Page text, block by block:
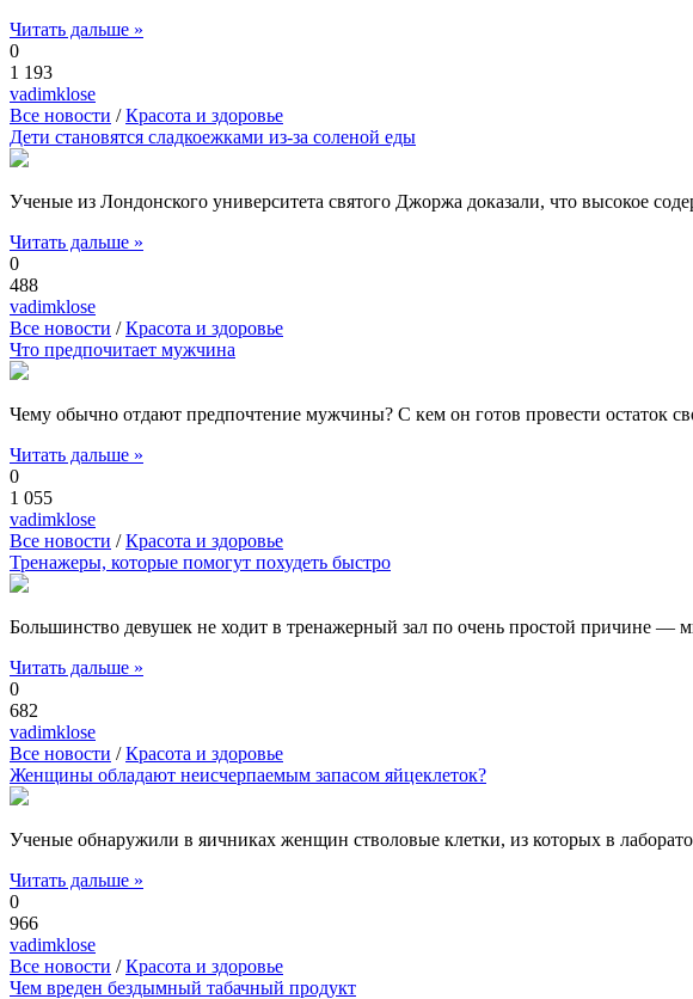
Читать дальше »
0
1 193
vadimklose
Все новости /Красота и здоровье
Дети становятся сладкоежками из-за соленой еды
Ученые из Лондонского университета святого Джоржа доказали, что высокое
Читать дальше »
0
488
vadimklose
Все новости /Красота и здоровье
Что предпочитает мужчина
Чему обычно отдают предпочтение мужчины? С кем он готов провести остаток
Читать дальше »
0
1 055
vadimklose
Все новости /Красота и здоровье
Тренажеры, которые помогут похудеть быстро
Большинство девушек не ходит в тренажерный зал по очень простой причине —
Читать дальше »
0
682
vadimklose
Все новости /Красота и здоровье
Женщины обладают неисчерпаемым запасом яйцеклеток?
Ученые обнаружили в яичниках женщин стволовые клетки, из которых в
Читать дальше »
0
966
vadimklose
Все новости /Красота и здоровье
Чем вреден бездымный табачный продукт